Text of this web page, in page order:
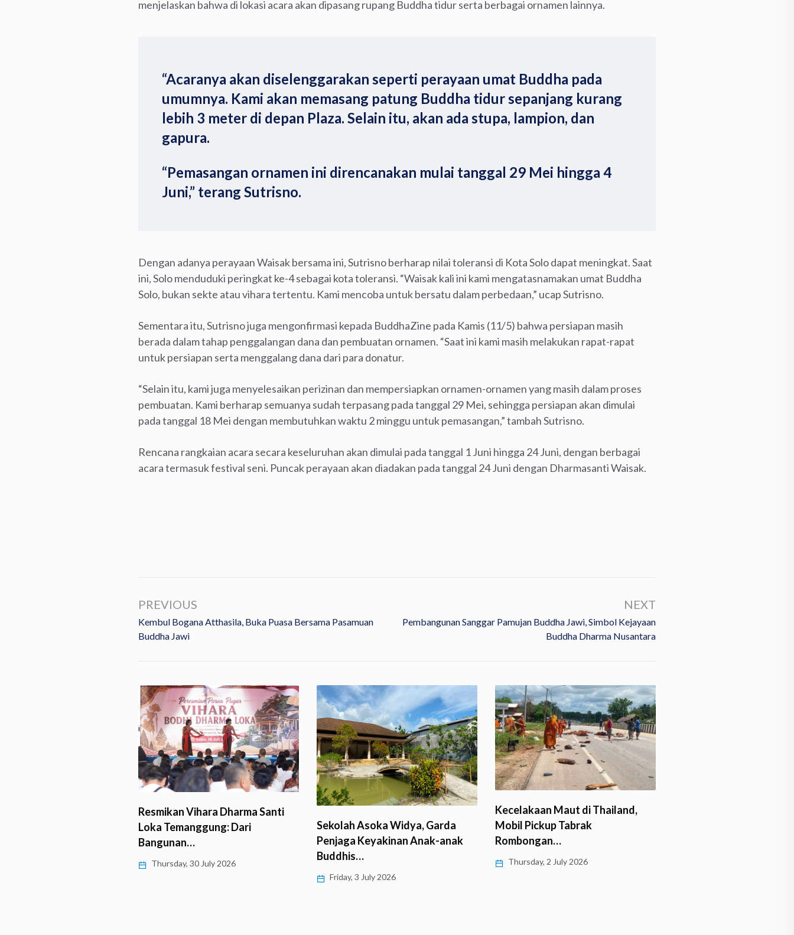
menjelaskan bahwa di lokasi acara akan dipasang rupang Buddha tidur serta berbagai ornamen lainnya.
“Acaranya akan diselenggarakan seperti perayaan umat Buddha pada
umumnya. Kami akan memasang patung Buddha tidur sepanjang kurang
lebih 3 meter di depan Plaza. Selain itu, akan ada stupa, lampion, dan
gapura.
“Pemasangan ornamen ini direncanakan mulai tanggal 29 Mei hingga 4
Juni,” terang Sutrisno.
Dengan adanya perayaan Waisak bersama ini, Sutrisno berharap nilai toleransi di Kota Solo dapat meningkat. Saat
ini, Solo menduduki peringkat ke-4 sebagai kota toleransi. “Waisak kali ini kami mengatasnamakan umat Buddha
Solo, bukan sekte atau vihara tertentu. Kami mencoba untuk bersatu dalam perbedaan,” ucap Sutrisno.
Sementara itu, Sutrisno juga mengonfirmasi kepada BuddhaZine pada Kamis (11/5) bahwa persiapan masih
berada dalam tahap penggalangan dana dan pembuatan ornamen. “Saat ini kami masih melakukan rapat-rapat
untuk persiapan serta menggalang dana dari para donatur.
“Selain itu, kami juga menyelesaikan perizinan dan mempersiapkan ornamen-ornamen yang masih dalam proses
pembuatan. Kami berharap semuanya sudah terpasang pada tanggal 29 Mei, sehingga persiapan akan dimulai
pada tanggal 18 Mei dengan membutuhkan waktu 2 minggu untuk pemasangan,” tambah Sutrisno.
Rencana rangkaian acara secara keseluruhan akan dimulai pada tanggal 1 Juni hingga 24 Juni, dengan berbagai
acara termasuk festival seni. Puncak perayaan akan diadakan pada tanggal 24 Juni dengan Dharmasanti Waisak.
PREVIOUS
Kembul Bogana Atthasila, Buka Puasa Bersama Pasamuan
Buddha Jawi
NEXT
Pembangunan Sanggar Pamujan Buddha Jawi, Simbol Kejayaan
Buddha Dharma Nusantara
Resmikan Vihara Dharma Santi
Loka Temanggung: Dari
Bangunan…
Thursday, 30 July 2026
Sekolah Asoka Widya, Garda
Penjaga Keyakinan Anak-anak
Buddhis…
Friday, 3 July 2026
Kecelakaan Maut di Thailand,
Mobil Pickup Tabrak
Rombongan…
Thursday, 2 July 2026